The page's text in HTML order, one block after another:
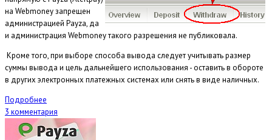
на Webmoney запрещен
администрацией Payza, да
и администрация Webmoney такого разрешения не публиковала.
Кроме того, при выборе способа вывода следует учитывать размер
суммы вывода и цель дальнейшего использования - оставить в обороте
в других электронных платежных системах или снять в виде наличных.
Подробнее
3 комментария